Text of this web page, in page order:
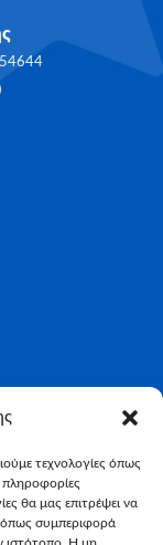
τεχνολογίες όπως
θα μας επιτρέψει να
συμπεριφορά
54644